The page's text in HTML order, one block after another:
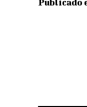
Publicado